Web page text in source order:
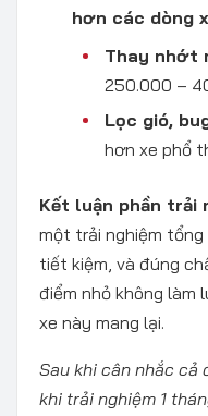
hơn các dòng
Thay nhớt
250.000 –
Lọc gió,
hơn xe phổ
Kết luận phần trải
một trải nghiệm
tiết kiệm, và đúng
điểm nhỏ không làm
xe này mang lại.
Sau khi cân nhắc cả
khi trải nghiệm 1